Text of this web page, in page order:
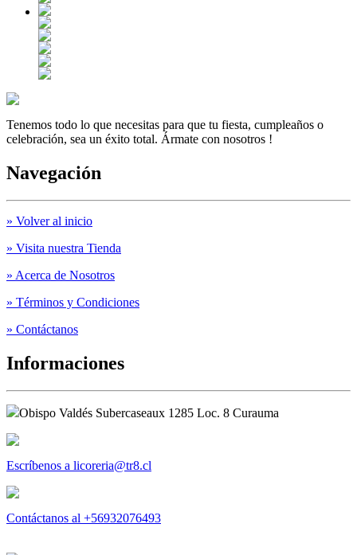
Tenemos todo lo que necesitas para que tu fiesta, cumpleaños o
celebración, sea un éxito total. Ármate con nosotros !
Navegación
» Volver al inicio
» Visita nuestra Tienda
» Acerca de Nosotros
» Términos y Condiciones
» Contáctanos
Informaciones
Obispo Valdés Subercaseaux 1285 Loc. 8 Curauma
Escríbenos a licoreria@tr8.cl
Contáctanos al +56932076493